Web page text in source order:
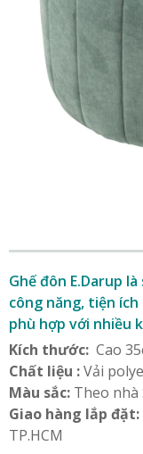
Ghế đôn E.Darup
công năng, tiện ích
phù hợp với nhiều
Kích thước: Cao
Chất liệu :Vải
Màu sắc: Theo nhà
Giao hàng lắp đặt:
TP.HCM